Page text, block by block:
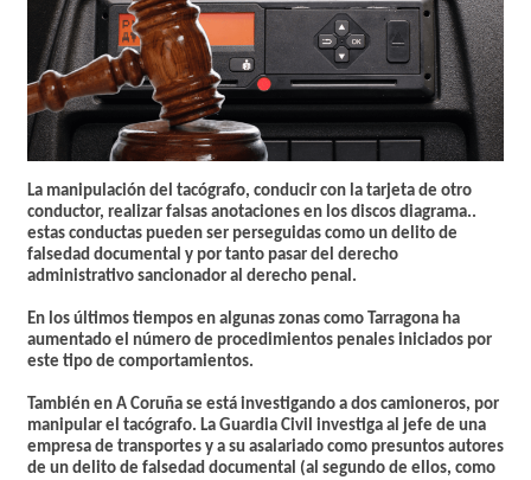
La manipulación del tacógrafo, conducir con la tarjeta de otro
conductor, realizar falsas anotaciones en los discos diagrama..
estas conductas pueden ser perseguidas como un delito de
falsedad documental y por tanto pasar del derecho
administrativo sancionador al derecho penal.
En los últimos tiempos en algunas zonas como Tarragona ha
aumentado el número de procedimientos penales iniciados por
este tipo de comportamientos.
También en A Coruña se está investigando a dos camioneros, por
manipular el tacógrafo. La Guardia Civil investiga al jefe de una
empresa de transportes y a su asalariado como presuntos autores
de un delito de falsedad documental (al segundo de ellos, como